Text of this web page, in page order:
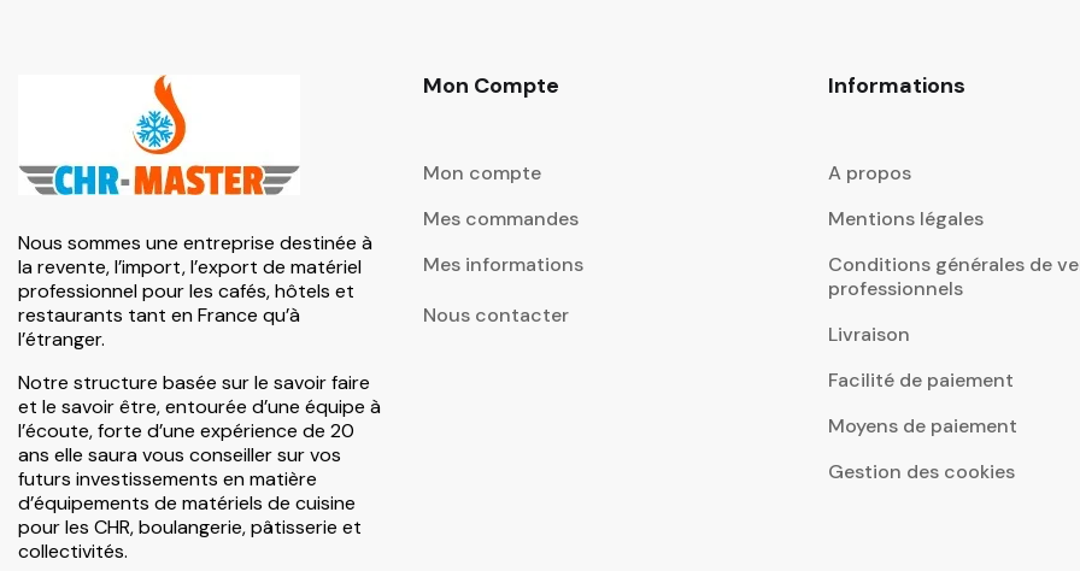
Nous sommes une entreprise destinée à
la revente, l’import, l’export de matériel
professionnel pour les cafés, hôtels et
restaurants tant en France qu’à
l’étranger.
Notre structure basée sur le savoir faire
et le savoir être, entourée d’une équipe à
l’écoute, forte d’une expérience de 20
ans elle saura vous conseiller sur vos
futurs investissements en matière
d’équipements de matériels de cuisine
pour les CHR, boulangerie, pâtisserie et
collectivités.
Mon Compte
Mon compte
Mes commandes
Mes informations
Nous contacter
Informations
A propos
Mentions légales
Conditions générales de
professionnels
Livraison
Facilité de paiement
Moyens de paiement
Gestion des cookies